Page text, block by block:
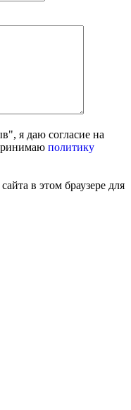
я даю согласие на
политику
в этом браузере для